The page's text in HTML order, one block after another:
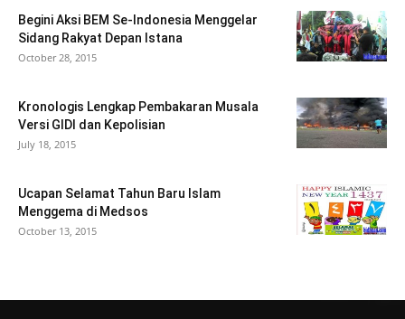
Begini Aksi BEM Se-Indonesia Menggelar
Sidang Rakyat Depan Istana
October 28, 2015
Kronologis Lengkap Pembakaran Musala
Versi GIDI dan Kepolisian
July 18, 2015
Ucapan Selamat Tahun Baru Islam
Menggema di Medsos
October 13, 2015